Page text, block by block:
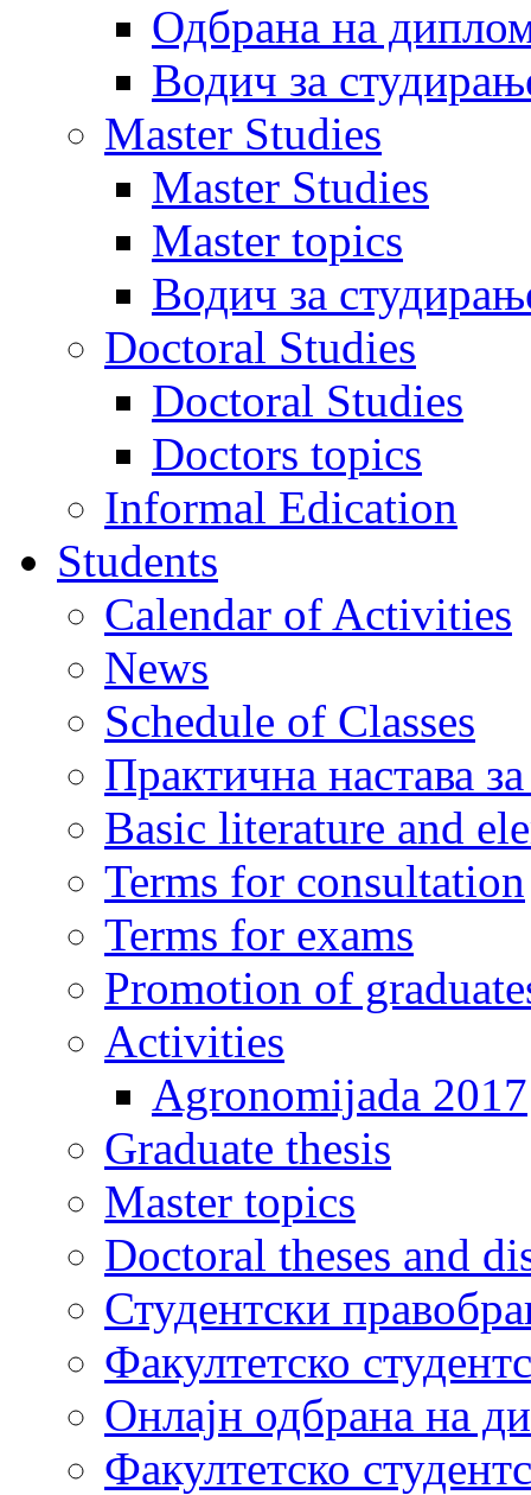
Одбрана на
Водич за
Master Studies
Master Studies
Master topics
Водич за
Doctoral Studies
Doctoral Studies
Doctors topics
Informal Edication
Students
Calendar of Activities
News
Schedule of Classes
Практична настава
Basic literature and
Terms for consultation
Terms for exams
Promotion of
Activities
Agronomijada 2017
Graduate thesis
Master topics
Doctoral theses and
Студентски
Факултетско
Онлајн одбрана на
Факултетско